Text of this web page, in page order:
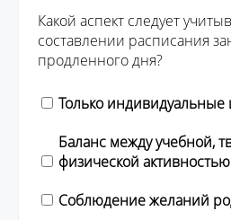
Какой аспект следует
составлении расписания
продленного дня?
Только индивидуальные
Баланс между учебной,
физической активностью
Соблюдение желаний